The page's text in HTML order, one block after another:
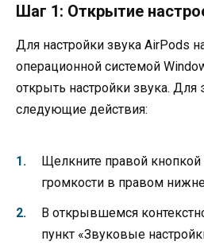
Шаг 1: Открытие
Для настройки звука AirPods
операционной системой
открыть настройки звука. Для
следующие действия:
Щелкните правой
громкости в правом
В открывшемся
пункт «Звуковые